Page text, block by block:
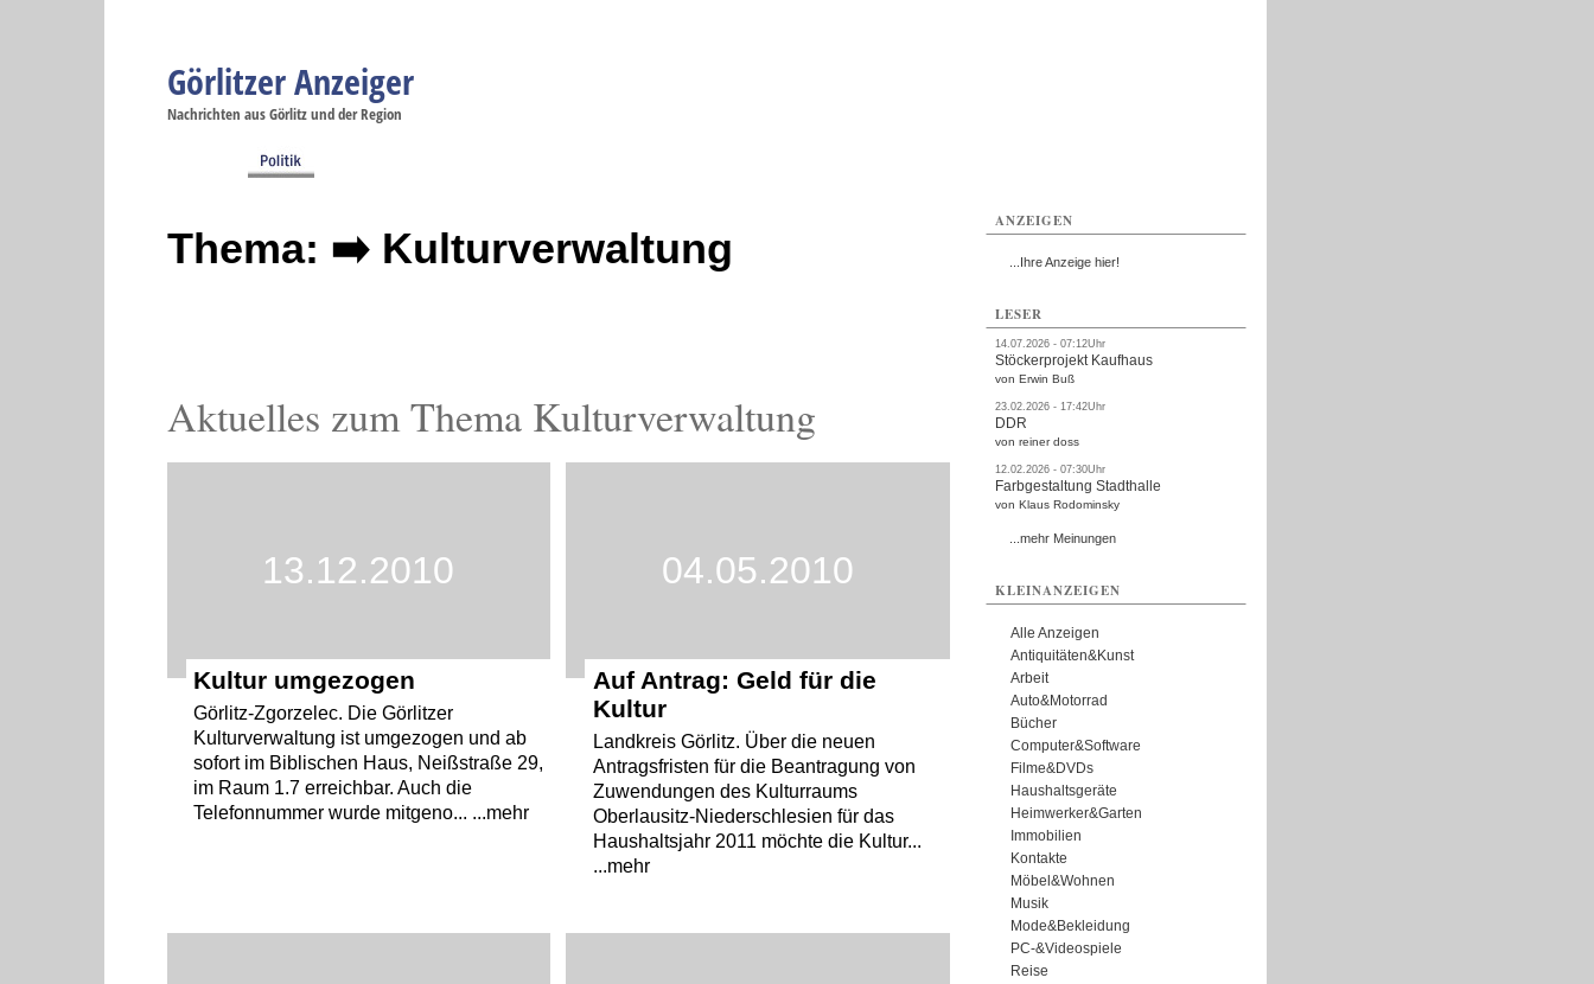
Görlitzer Anzeiger
Nachrichten aus Görlitz und der Region
Thema: ➡️ Kulturverwaltung
Aktuelles zum Thema Kulturverwaltung
13.12.2010
Kultur umgezogen
Görlitz-Zgorzelec. Die Görlitzer
Kulturverwaltung ist umgezogen und ab
sofort im Biblischen Haus, Neißstraße 29,
im Raum 1.7 erreichbar. Auch die
Telefonnummer wurde mitgeno... ...mehr
04.05.2010
Auf Antrag: Geld für die
Kultur
Landkreis Görlitz. Über die neuen
Antragsfristen für die Beantragung von
Zuwendungen des Kulturraums
Oberlausitz-Niederschlesien für das
Haushaltsjahr 2011 möchte die Kultur...
...mehr
ANZEIGEN
...Ihre Anzeige hier!
LESER
14.07.2026 - 07:12Uhr
Stöckerprojekt Kaufhaus
von Erwin Buß
23.02.2026 - 17:42Uhr
DDR
von reiner doss
12.02.2026 - 07:30Uhr
Farbgestaltung Stadthalle
von Klaus Rodominsky
...mehr Meinungen
KLEINANZEIGEN
Alle Anzeigen
Antiquitäten&Kunst
Arbeit
Auto&Motorrad
Bücher
Computer&Software
Filme&DVDs
Haushaltsgeräte
Heimwerker&Garten
Immobilien
Kontakte
Möbel&Wohnen
Musik
Mode&Bekleidung
PC-&Videospiele
Reise